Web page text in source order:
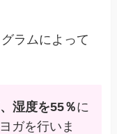
ラムによって
湿度を55％に
ガを行いま